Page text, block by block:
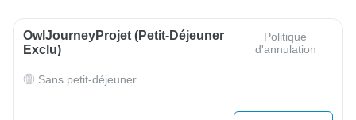
OwlJourneyProjet (petit-Déjeuner
Exclu)
Politique
d'annulation
Sans petit-déjeuner